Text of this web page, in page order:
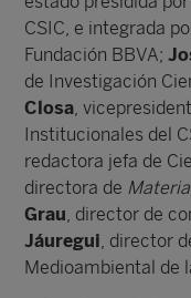
CSIC, e integrada
Fundación BBVA;
de Investigación
Closa,
Institucionales del
redactora jefa de
directora de Materia
Grau, director de
Jáuregui, director
Medioambiental de